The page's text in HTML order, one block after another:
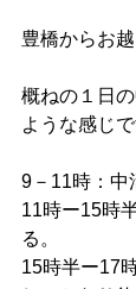
豊橋からお
概ねの１日
ような感じで
9－11時：中
11時ー15時
る。
15時半ー17